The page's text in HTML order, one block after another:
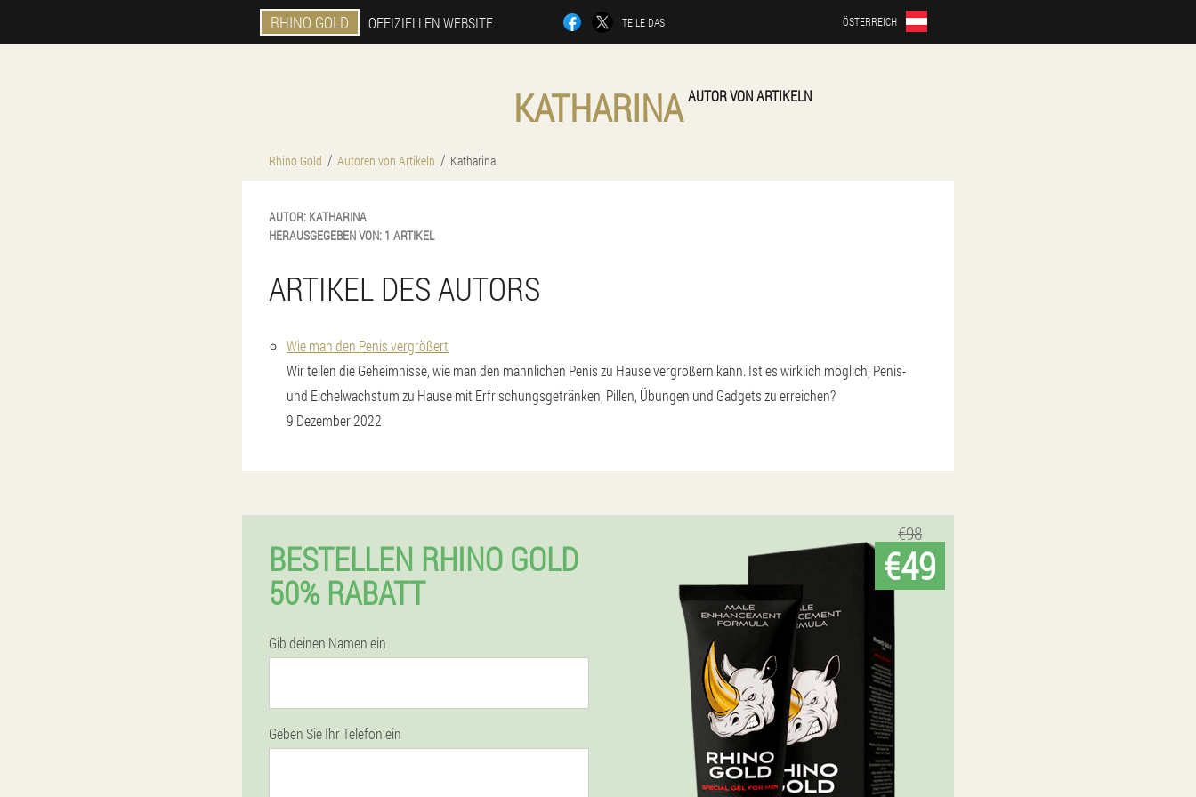
RHINO GOLD OFFIZIELLEN WEBSITE TEILE DAS ÖSTERREICH
KATHARINA AUTOR VON ARTIKELN
Rhino Gold Autoren von Artikeln Katharina
AUTOR: KATHARINA
HERAUSGEGEBEN VON: 1 ARTIKEL
ARTIKEL DES AUTORS
Wie man den Penis vergrößert
Wir teilen die Geheimnisse, wie man den männlichen Penis zu Hause vergrößern kann. Ist es wirklich möglich, Penis-
und Eichelwachstum zu Hause mit Erfrischungsgetränken, Pillen, Übungen und Gadgets zu erreichen?
9 Dezember 2022
BESTELLEN RHINO GOLD
50% RABATT
Gib deinen Namen ein
Geben Sie Ihr Telefon ein
€98
€49